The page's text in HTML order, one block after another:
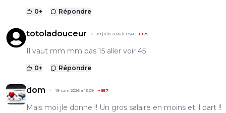
0+ Répondre
totoladouceur 19 juin 2026 à 13:41 +175
Il vaut mm mm pas 15 aller voir 45
0+ Répondre
dom 19 juin 2026 à 13:09 +557
Mais moi jle donne !! Un gros salaire en moins et il part !!